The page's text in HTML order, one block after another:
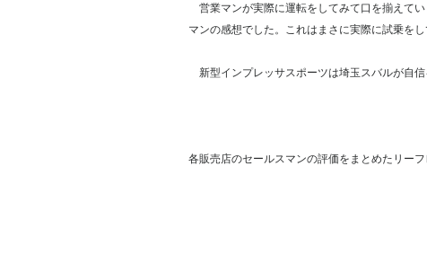
営業マンが実際に運転をしてみて口を揃えて
マンの感想でした。これはまさに実際に試乗を
新型インプレッサスポーツは埼玉スバルが自信
各販売店のセールスマンの評価をまとめたリー